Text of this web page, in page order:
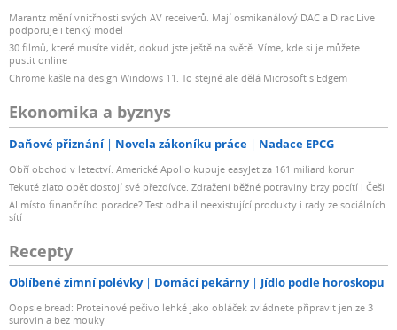
Marantz mění vnitřnosti svých AV receiverů. Mají osmikanálový DAC a Dirac Live
podporuje i tenký model
30 filmů, které musíte vidět, dokud jste ještě na světě. Víme, kde si je můžete
pustit online
Chrome kašle na design Windows 11. To stejné ale dělá Microsoft s Edgem
Ekonomika a byznys
Daňové přiznání Novela zákoníku práce Nadace EPCG
Obří obchod v letectví. Americké Apollo kupuje easyJet za 161 miliard korun
Tekuté zlato opět dostojí své přezdívce. Zdražení běžné potraviny brzy pocítí i Češi
AI místo finančního poradce? Test odhalil neexistující produkty i rady ze sociálních
sítí
Recepty
Oblíbené zimní polévky Domácí pekárny Jídlo podle horoskopu
Oopsie bread: Proteinové pečivo lehké jako obláček zvládnete připravit jen ze 3
surovin a bez mouky